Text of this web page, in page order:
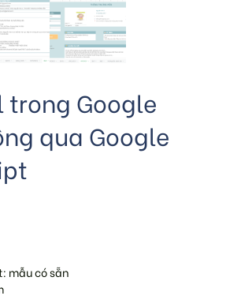
trong Google
qua Google
mẫu có sẵn